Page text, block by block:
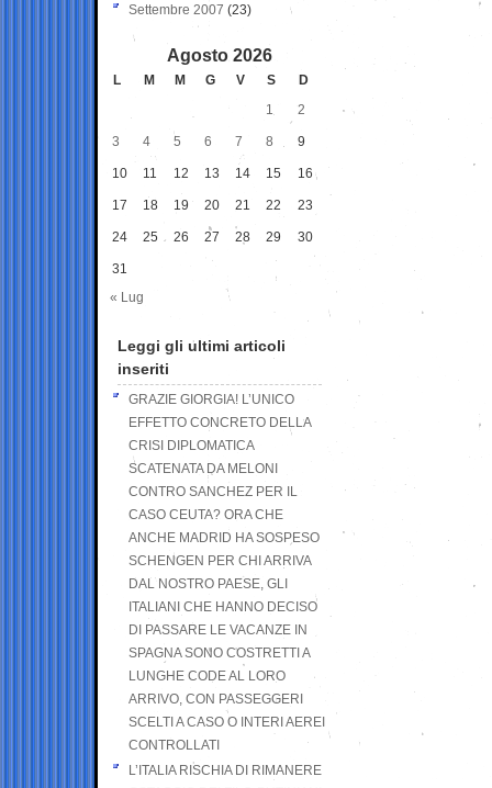
Settembre 2007 (23)
Agosto 2026
L M M G V S
D
1
2
3 4 5 6 7 8 9
10 11 12 13 14 15 16
17 18 19 20 21 22 23
24 25 26 27 28 29 30
31
« Lug
Leggi gli ultimi articoli
inseriti
GRAZIE GIORGIA! L’UNICO
EFFETTO CONCRETO DELLA
CRISI DIPLOMATICA
SCATENATA DA MELONI
CONTRO SANCHEZ PER IL
CASO CEUTA? ORA CHE
ANCHE MADRID HA SOSPESO
SCHENGEN PER CHI ARRIVA
DAL NOSTRO PAESE, GLI
ITALIANI CHE HANNO DECISO
DI PASSARE LE VACANZE IN
SPAGNA SONO COSTRETTI A
LUNGHE CODE AL LORO
ARRIVO, CON PASSEGGERI
SCELTI A CASO O INTERI AEREI
CONTROLLATI
L’ITALIA RISCHIA DI RIMANERE